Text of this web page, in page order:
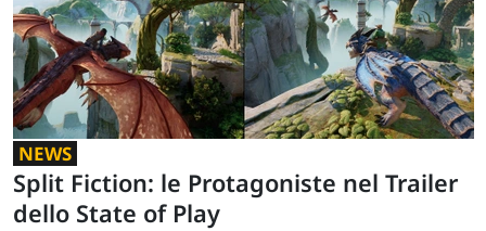
NEWS
Split Fiction: le Protagoniste nel Trailer
dello State of Play